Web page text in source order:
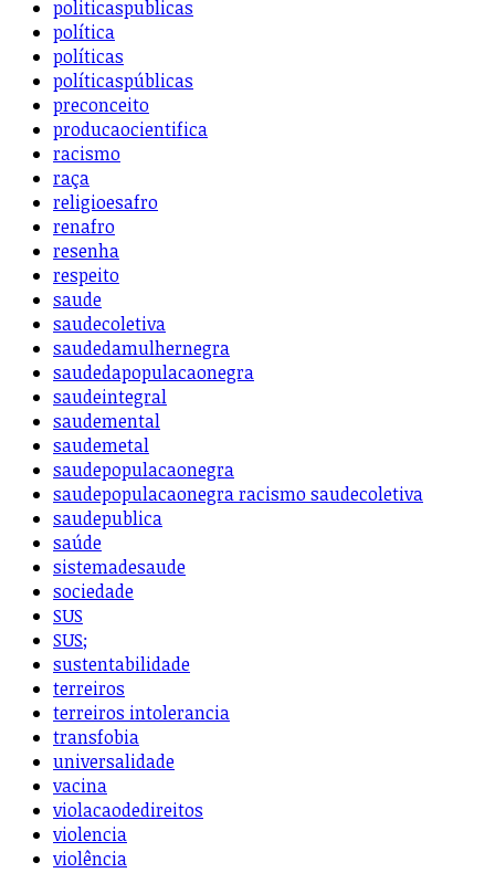
politicaspublicas
política
políticas
políticaspúblicas
preconceito
producaocientifica
racismo
raça
religioesafro
renafro
resenha
respeito
saude
saudecoletiva
saudedamulhernegra
saudedapopulacaonegra
saudeintegral
saudemental
saudemetal
saudepopulacaonegra
saudepopulacaonegra racismo saudecoletiva
saudepublica
saúde
sistemadesaude
sociedade
SUS
SUS;
sustentabilidade
terreiros
terreiros intolerancia
transfobia
universalidade
vacina
violacaodedireitos
violencia
violência